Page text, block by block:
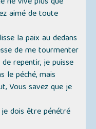
aimé de toute
la paix au dedans
de me tourmenter
repentir, je puisse
le péché, mais
Vous savez que je
dois être pénétré